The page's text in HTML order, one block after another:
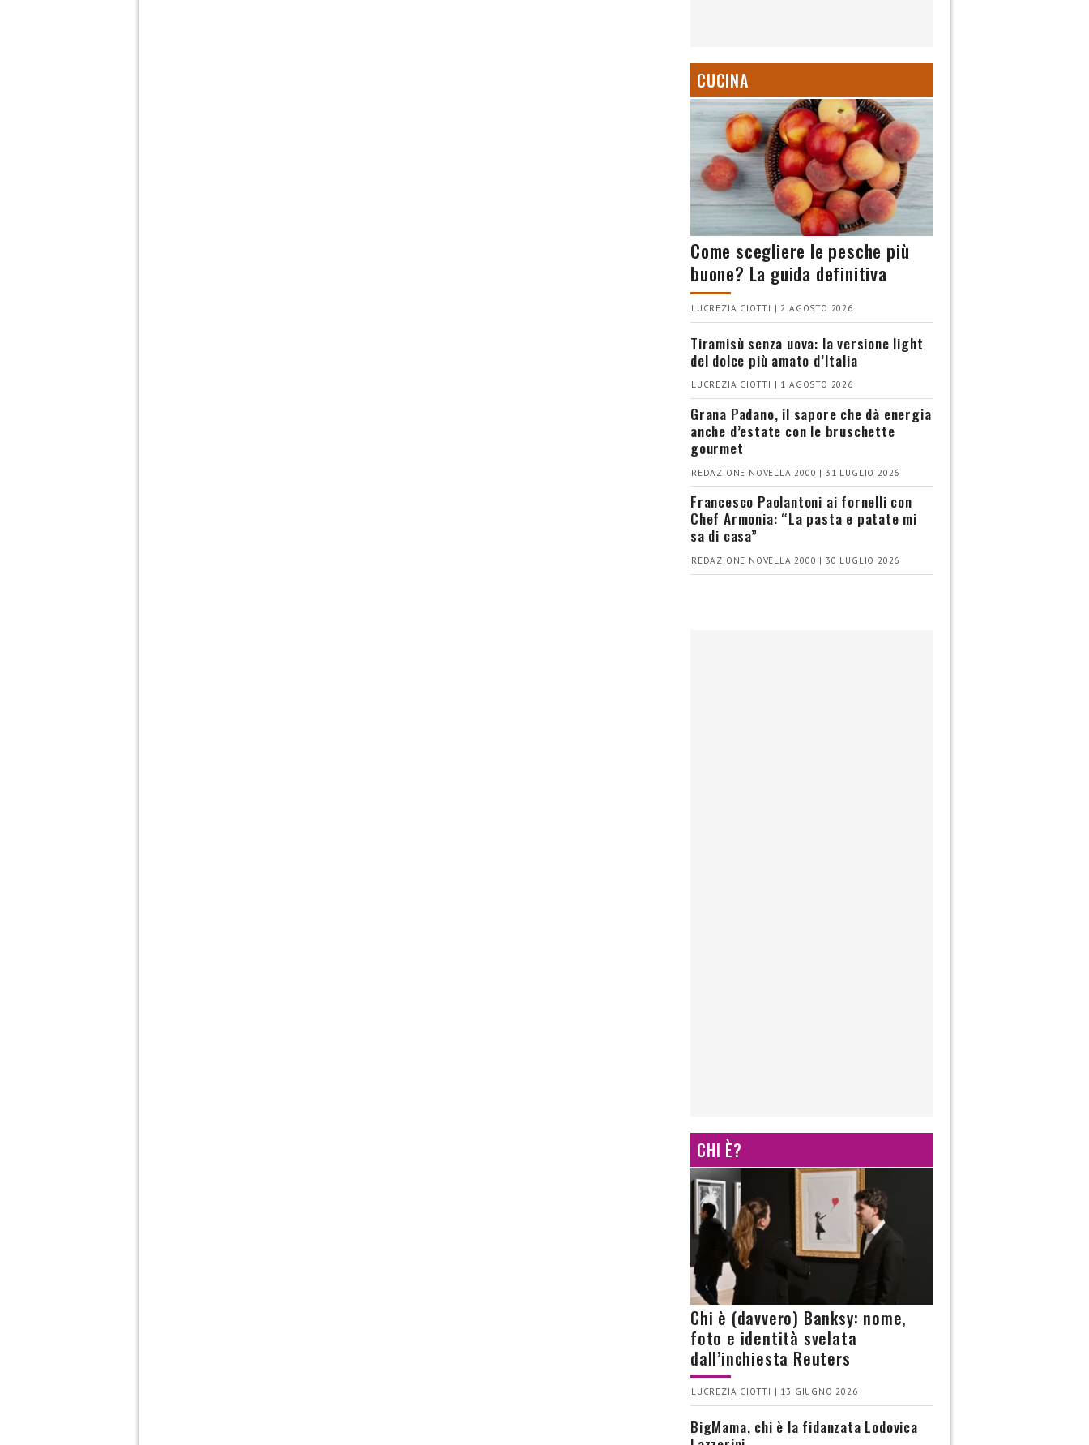
CUCINA
Come scegliere le pesche più
buone? La guida definitiva
LUCREZIA CIOTTI | 2 AGOSTO 2026
Tiramisù senza uova: la versione light
del dolce più amato d’Italia
LUCREZIA CIOTTI | 1 AGOSTO 2026
Grana Padano, il sapore che dà energia
anche d’estate con le bruschette
gourmet
REDAZIONE NOVELLA 2000 | 31 LUGLIO 2026
Francesco Paolantoni ai fornelli con
Chef Armonia: “La pasta e patate mi
sa di casa”
REDAZIONE NOVELLA 2000 | 30 LUGLIO 2026
CHI È?
Chi è (davvero) Banksy: nome,
foto e identità svelata
dall’inchiesta Reuters
LUCREZIA CIOTTI | 13 GIUGNO 2026
BigMama, chi è la fidanzata Lodovica